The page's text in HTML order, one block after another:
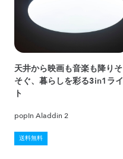
天井から映画も音楽も降りそ
そぐ、暮らしを彩る3in1ライ
ト
popIn Aladdin 2
送料無料